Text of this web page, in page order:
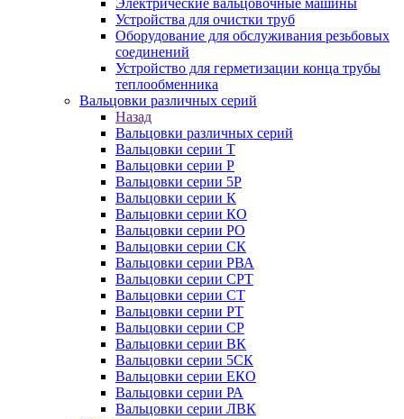
Электрические вальцовочные машины
Устройства для очистки труб
Оборудование для обслуживания резьбовых
соединений
Устройство для герметизации конца трубы
теплообменника
Вальцовки различных серий
Назад
Вальцовки различных серий
Вальцовки серии Т
Вальцовки серии Р
Вальцовки серии 5Р
Вальцовки серии К
Вальцовки серии КО
Вальцовки серии РО
Вальцовки серии СК
Вальцовки серии РВА
Вальцовки серии СРТ
Вальцовки серии СТ
Вальцовки серии РТ
Вальцовки серии СР
Вальцовки серии ВК
Вальцовки серии 5СК
Вальцовки серии ЕКО
Вальцовки серии РА
Вальцовки серии ЛВК